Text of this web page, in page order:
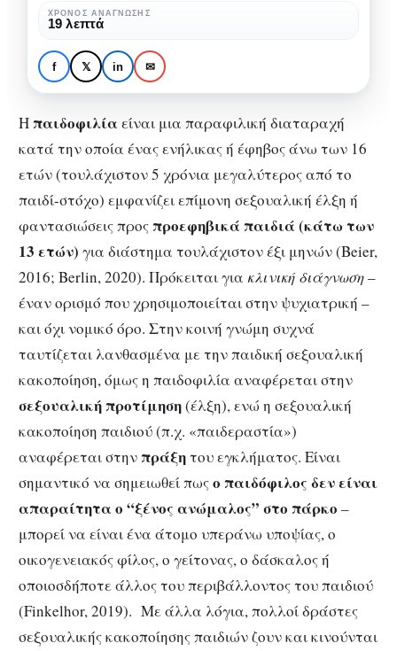
Κατανόηση της
Παιδοφιλίας: Αιτιολογία,
Θεραπεία, Πρόληψη και
Κοινωνική Στάση
Θεραπεία,
Πρόληψη
και
Κοινωνική
ΧΡΌΝΟΣ ΑΝΆΓΝΩΣΗΣ
19 λεπτά
f 𝕏 in ✉
Ηπαιδοφιλίαείναι μια παραφιλική διαταραχή
κατά την οποία ένας ενήλικας ή έφηβος άνω των 16
ετών (τουλάχιστον 5 χρόνια μεγαλύτερος από το
παιδί-στόχο) εμφανίζει επίμονη σεξουαλική έλξη ή
φαντασιώσεις προςπροεφηβικά παιδιά (κάτω των
13 ετών) για διάστημα τουλάχιστον έξι μηνών (Beier,
2016; Berlin, 2020). Πρόκειται για κλινική διάγνωση–
έναν ορισμό που χρησιμοποιείται στην ψυχιατρική –
και όχι νομικό όρο. Στην κοινή γνώμη συχνά
ταυτίζεται λανθασμένα με την παιδική σεξουαλική
κακοποίηση, όμως η παιδοφιλία αναφέρεται στην
σεξουαλική προτίμηση(έλξη), ενώ η σεξουαλική
κακοποίηση παιδιού (π.χ. «παιδεραστία»)
αναφέρεται στηνπράξητου εγκλήματος. Είναι
σημαντικό να σημειωθεί πωςο παιδόφιλος δεν είναι
απαραίτητα ο “ξένος ανώμαλος” στο πάρκο –
μπορεί να είναι ένα άτομο υπεράνω υποψίας, ο
οικογενειακός φίλος, ο γείτονας, ο δάσκαλος ή
οποιοσδήποτε άλλος του περιβάλλοντος του παιδιού
(Finkelhor, 2019). Με άλλα λόγια, πολλοί δράστες
σεξουαλικής κακοποίησης παιδιών ζουν και κινούνται